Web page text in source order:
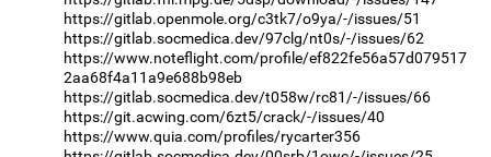
https://gitlab.openmole.org/c3tk7/o9ya/-/issues/51
https://gitlab.socmedica.dev/97clg/nt0s/-/issues/62
https://www.noteflight.com/profile/ef822fe56a57d079517
2aa68f4a11a9e688b98eb
https://gitlab.socmedica.dev/t058w/rc81/-/issues/66
https://git.acwing.com/6zt5/crack/-/issues/40
https://www.quia.com/profiles/rycarter356